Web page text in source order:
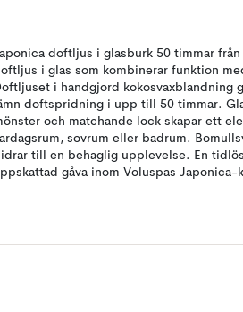
doftljus i glasburk 50 timmar
i glas som kombinerar funktion
i handgjord kokosvaxblandning
doftspridning i upp till 50 timmar.
och matchande lock skapar ett
sovrum eller badrum.
till en behaglig upplevelse. En
gåva inom Voluspas Japonica-